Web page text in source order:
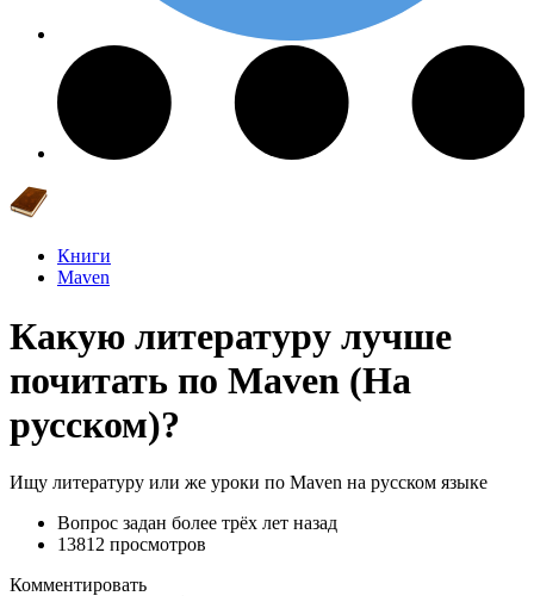
Книги
Maven
Какую литературу лучше
почитать по Maven (На
русском)?
Ищу литературу или же уроки по Maven на русском языке
Вопрос задан более трёх лет назад
13812 просмотров
Комментировать